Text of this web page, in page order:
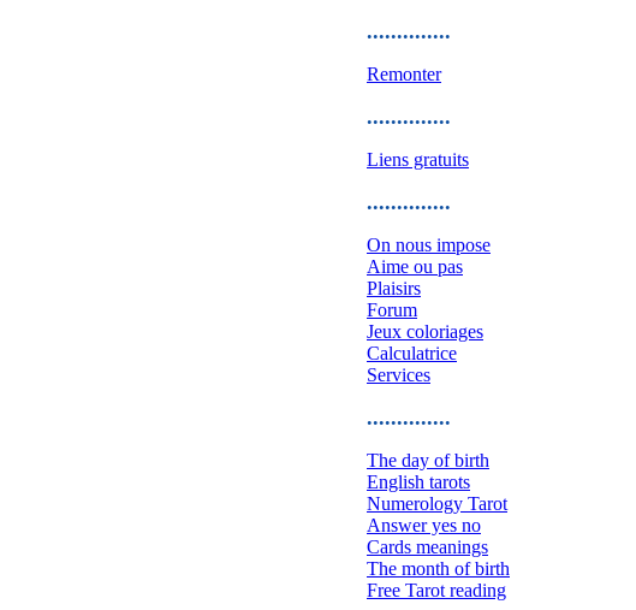
..............
Remonter
..............
Liens gratuits
..............
On nous impose
Aime ou pas
Plaisirs
Forum
Jeux coloriages
Calculatrice
Services
..............
The day of birth
English tarots
Numerology Tarot
Answer yes no
Cards meanings
The month of birth
Free Tarot reading